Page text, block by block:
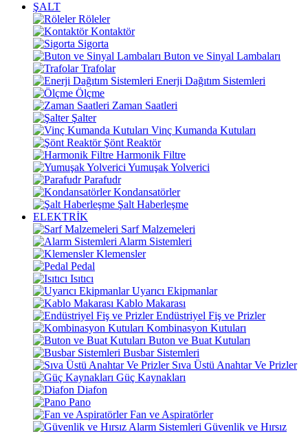
ŞALT
Röleler
Kontaktör
Sigorta
Buton ve Sinyal Lambaları
Trafolar
Enerji Dağıtım Sistemleri
Ölçme
Zaman Saatleri
Şalter
Vinç Kumanda Kutuları
Şönt Reaktör
Harmonik Filtre
Yumuşak Yolverici
Parafudr
Kondansatörler
Şalt Haberleşme
ELEKTRİK
Sarf Malzemeleri
Alarm Sistemleri
Klemensler
Pedal
Isıtıcı
Uyarıcı Ekipmanlar
Kablo Makarası
Endüstriyel Fiş ve Prizler
Kombinasyon Kutuları
Buton ve Buat Kutuları
Busbar Sistemleri
Sıva Üstü Anahtar Ve Prizler
Güç Kaynakları
Diafon
Pano
Fan ve Aspiratörler
Güvenlik ve Hırsız